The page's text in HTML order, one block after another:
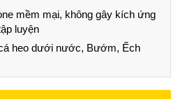
mềm mại, không gây kích ứng
luyện
heo dưới nước, Bướm, Ếch